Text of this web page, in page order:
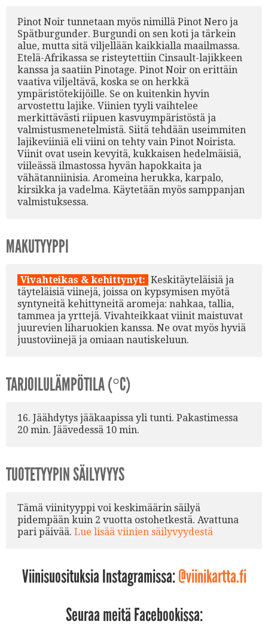
Pinot Noir tunnetaan myös nimillä Pinot Nero ja
Spätburgunder. Burgundi on sen koti ja tärkein
alue, mutta sitä viljellään kaikkialla maailmassa.
Etelä-Afrikassa se risteytettiin Cinsault-lajikkeen
kanssa ja saatiin Pinotage. Pinot Noir on erittäin
vaativa viljeltävä, koska se on herkkä
ympäristötekijöille. Se on kuitenkin hyvin
arvostettu lajike. Viinien tyyli vaihtelee
merkittävästi riipuen kasvuympäristöstä ja
valmistusmenetelmistä. Siitä tehdään useimmiten
lajikeviiniä eli viini on tehty vain Pinot Noirista.
Viinit ovat usein kevyitä, kukkaisen hedelmäisiä,
viileässä ilmastossa hyvän hapokkaita ja
vähätanniinisia. Aromeina herukka, karpalo,
kirsikka ja vadelma. Käytetään myös samppanjan
valmistuksessa.
MAKUTYYPPI
Vivahteikas & kehittynyt: Keskitäyteläisiä ja
täyteläisiä viinejä, joissa on kypsymisen myötä
syntyneitä kehittyneitä aromeja: nahkaa, tallia,
tammea ja yrttejä. Vivahteikkaat viinit maistuvat
juurevien liharuokien kanssa. Ne ovat myös hyviä
juustoviinejä ja omiaan nautiskeluun.
TARJOILULÄMPÖTILA (°C)
16. Jäähdytys jääkaapissa yli tunti. Pakastimessa
20 min. Jäävedessä 10 min.
TUOTETYYPIN SÄILYVYYS
Tämä viinityyppi voi keskimäärin säilyä
pidempään kuin 2 vuotta ostohetkestä. Avattuna
pari päivää. Lue lisää viinien säilyvyydestä
Viinisuosituksia Instagramissa:@viinikartta.fi
Seuraa meitä Facebookissa: